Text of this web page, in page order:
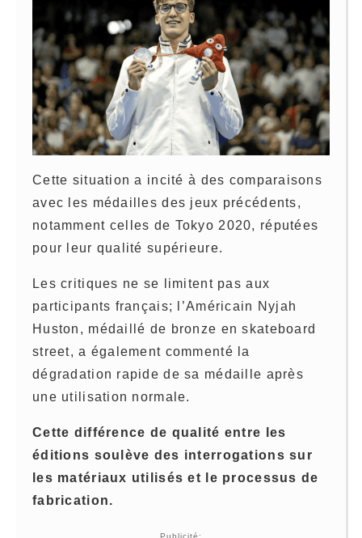
Cette situation a incité à des comparaisons
avec les médailles des jeux précédents,
notamment celles de Tokyo 2020, réputées
pour leur qualité supérieure.
Les critiques ne se limitent pas aux
participants français; l’Américain Nyjah
Huston, médaillé de bronze en skateboard
street, a également commenté la
dégradation rapide de sa médaille après
une utilisation normale.
Cette différence de qualité entre les
éditions soulève des interrogations sur
les matériaux utilisés et le processus de
fabrication.
Publicité: